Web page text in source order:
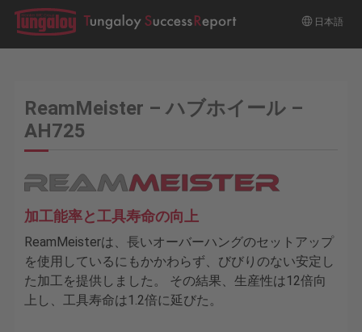
日本語
ReamMeister – ハブホイール –
AH725
加工能率と工具寿命の向上
ReamMeisterは、長いオーバーハングのセットアップ
を使用しているにもかかわらず、びびりのない安定し
た加工を提供しました。 その結果、生産性は12倍向
上し、工具寿命は1.2倍に延びた。